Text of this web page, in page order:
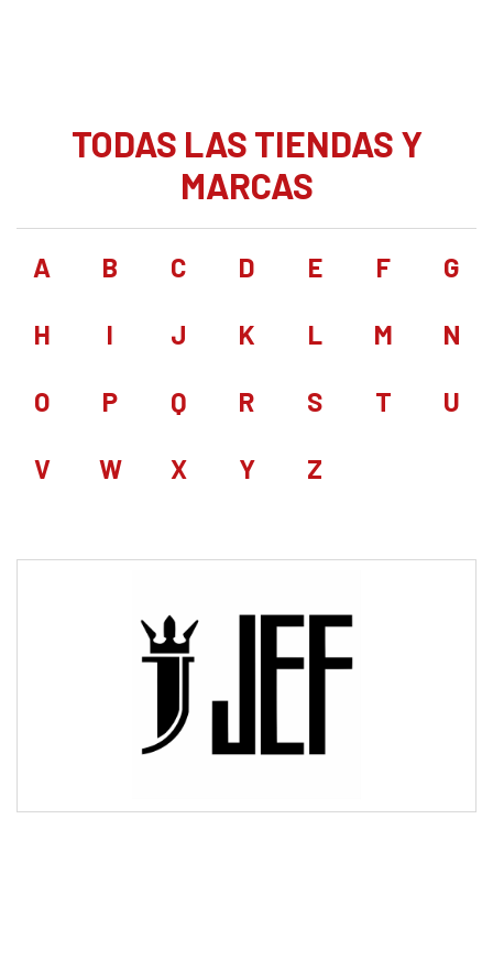
TODAS LAS TIENDAS Y
MARCAS
A B C D E F G
H I J K L M N
O P Q R S T U
V W X Y Z